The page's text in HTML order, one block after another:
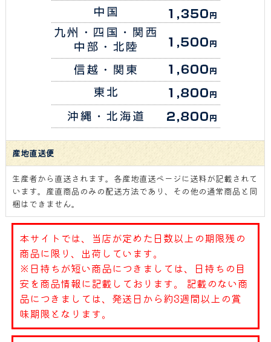
産地直送便
生産者から直送されます。各産地直送ページに送料が記載されて
います。産直商品のみの配送方法であり、その他の通常商品と同
梱はできません。
本サイトでは、当店が定めた日数以上の期限残の
商品に限り、出荷しています。
※日持ちが短い商品につきましては、日持ちの目
安を商品情報に記載しております。 記載のない商
品につきましては、発送日から約3週間以上の賞
味期限となります。